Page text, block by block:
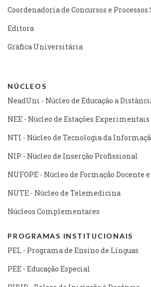
Coordenadoria de Concursos e
Editora
Gráfica Universitária
NÚCLEOS
NeadUni - Núcleo de Educação a
NEE - Núcleo de Estações Experimentais
NTI - Núcleo de Tecnologia da
NIP - Núcleo de Inserção Profissional
NUFOPE - Núcleo de Formação Docente
NUTE - Núcleo de Telemedicina
Núcleos Complementares
PROGRAMAS INSTITUCIONAIS
PEL - Programa de Ensino de Línguas
PEE - Educação Especial